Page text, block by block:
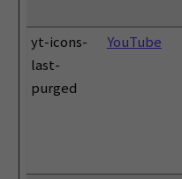
yt-icons-
last-
purged
YouTube